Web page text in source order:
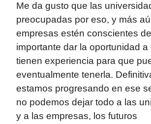
Me da gusto que las
preocupadas por eso, y más
empresas estén conscientes
importante dar la oportunidad
tienen experiencia para que
eventualmente tenerla.
estamos progresando en ese
no podemos dejar todo a las
y a las empresas, los futuros